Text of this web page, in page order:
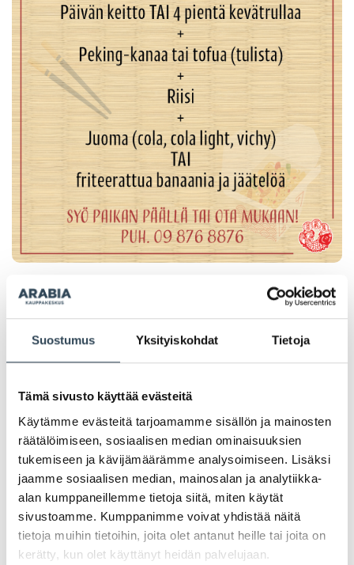
Suostumus Yksityiskohdat Tietoja
Tämä sivusto käyttää evästeitä
Käytämme evästeitä tarjoamamme sisällön ja mainosten
räätälöimiseen, sosiaalisen median ominaisuuksien
tukemiseen ja kävijämäärämme analysoimiseen. Lisäksi
jaamme sosiaalisen median, mainosalan ja analytiikka-
alan kumppaneillemme tietoja siitä, miten käytät
sivustoamme. Kumppanimme voivat yhdistää näitä
tietoja muihin tietoihin, joita olet antanut heille tai joita on
kerätty, kun olet käyttänyt heidän palvelujaan.
PAHOITTELUT, TARJOUS EI OLE ENÄÄ VOIMASSA